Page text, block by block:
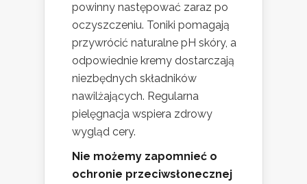
powinny następować zaraz po
oczyszczeniu. Toniki pomagają
przywrócić naturalne pH skóry, a
odpowiednie kremy dostarczają
niezbędnych składników
nawilżających. Regularna
pielęgnacja wspiera zdrowy
wygląd cery.
Nie możemy zapomnieć o
ochronie przeciwsłonecznej